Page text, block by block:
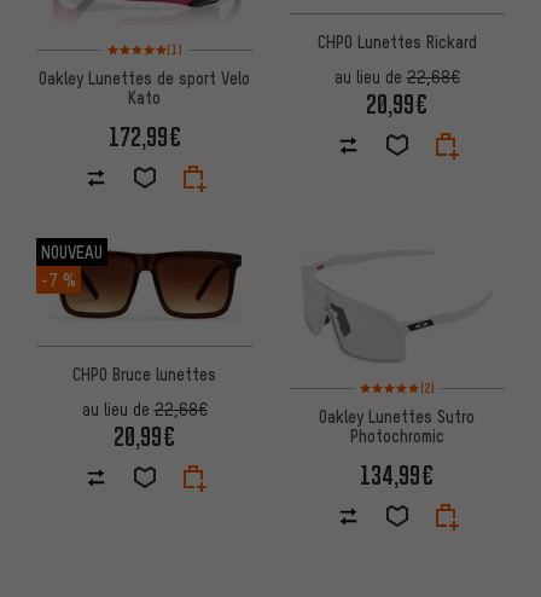
Note moyenne : 5 sur 5 d'après 1 avis
(1)
Oakley Lunettes de sport Velo
Kato
172,99€
CHPO Lunettes Rickard
au lieu de22,68€
20,99€
NOUVEAU
-7 %
CHPO Bruce lunettes
au lieu de22,68€
20,99€
Note moyenne : 5 sur 5
(2)
Oakley Lunettes Sutro
Photochromic
134,99€